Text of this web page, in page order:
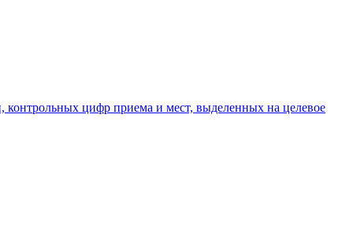
цифр приема и мест, выделенных на целевое